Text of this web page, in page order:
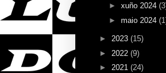
► xuño 2024
► maio 2024
► 2023 (15)
► 2022 (9)
► 2021 (24)